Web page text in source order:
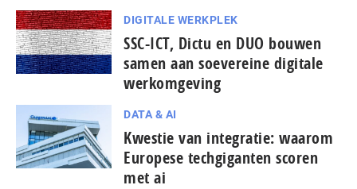
DIGITALE WERKPLEK
SSC-ICT, Dictu en DUO bouwen
samen aan soevereine digitale
werkomgeving
DATA & AI
Kwestie van integratie: waarom
Europese tech­gi­gan­ten scoren
met ai